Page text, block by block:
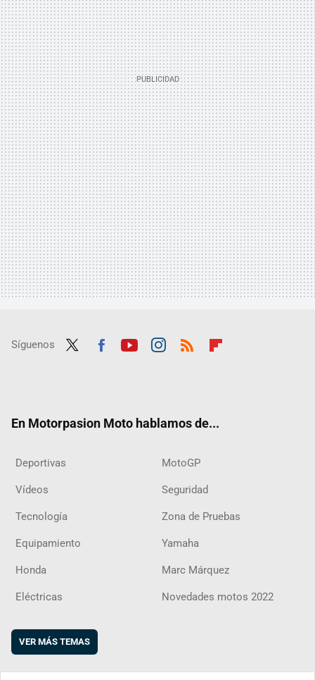
Síguenos
En Motorpasion Moto hablamos de...
Deportivas MotoGP
Vídeos Seguridad
Tecnología Zona de Pruebas
Equipamiento Yamaha
Honda Marc Márquez
Eléctricas Novedades motos 2022
VER MÁS TEMAS